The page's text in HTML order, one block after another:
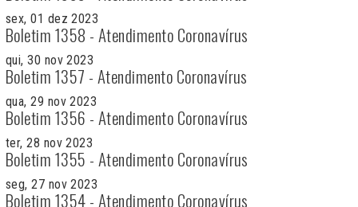
sex, 01 dez 2023
Boletim 1358 - Atendimento Coronavírus
qui, 30 nov 2023
Boletim 1357 - Atendimento Coronavírus
qua, 29 nov 2023
Boletim 1356 - Atendimento Coronavírus
ter, 28 nov 2023
Boletim 1355 - Atendimento Coronavírus
seg, 27 nov 2023
Boletim 1354 - Atendimento Coronavírus